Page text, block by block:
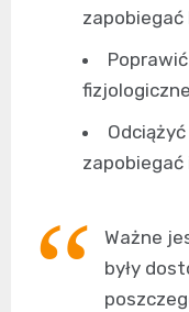
zapobiegać
Ważne
były